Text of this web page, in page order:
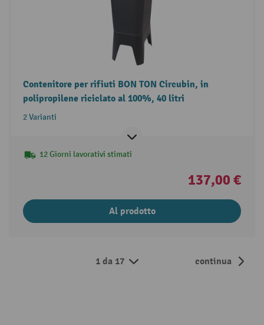
Contenitore per rifiuti BON TON Circubin, in
polipropilene riciclato al 100%, 40 litri
2 Varianti
12 Giorni lavorativi stimati
137,00 €
Al prodotto
1 da 17 continua